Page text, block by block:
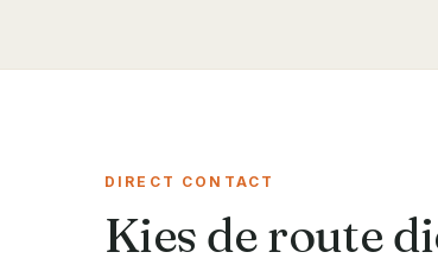
DIRECT CONTACT
Kies de route